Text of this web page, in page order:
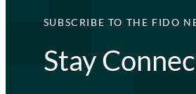
SUBSCRIBE TO THE FIDO
Stay